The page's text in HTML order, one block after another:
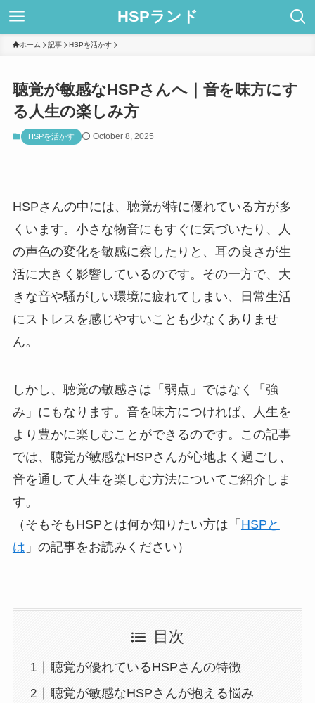
HSPランド
ホーム 記事 HSPを活かす
聴覚が敏感なHSPさんへ｜音を味方にす
る人生の楽しみ方
HSPを活かす October 8, 2025
HSPさんの中には、聴覚が特に優れている方が多
くいます。小さな物音にもすぐに気づいたり、人
の声色の変化を敏感に察したりと、耳の良さが生
活に大きく影響しているのです。その一方で、大
きな音や騒がしい環境に疲れてしまい、日常生活
にストレスを感じやすいことも少なくありませ
ん。
しかし、聴覚の敏感さは「弱点」ではなく「強
み」にもなります。音を味方につければ、人生を
より豊かに楽しむことができるのです。この記事
では、聴覚が敏感なHSPさんが心地よく過ごし、
音を通して人生を楽しむ方法についてご紹介しま
す。
（そもそもHSPとは何か知りたい方は「 HSPと
は 」の記事をお読みください）
目次
聴覚が優れているHSPさんの特徴
聴覚が敏感なHSPさんが抱える悩み